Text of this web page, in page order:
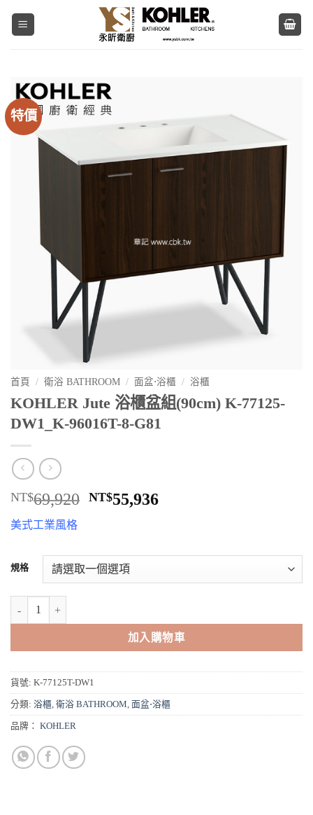
特價
首頁 / 衛浴 BATHROOM / 面盆⋅浴櫃 / 浴櫃
KOHLER Jute 浴櫃盆組(90cm) K-77125-
DW1_K-96016T-8-G81
NT$69,920 原
NT$69,920。
NT$55,936目
美式工業風格
規格
KOHLER Jute 浴櫃盆組(90cm) K-77125-DW1_K-96016T-8-G81 數量
加入購物車
貨號: K-77125T-DW1
分類: 浴櫃, 衛浴 BATHROOM, 面盆⋅浴櫃
品牌： KOHLER